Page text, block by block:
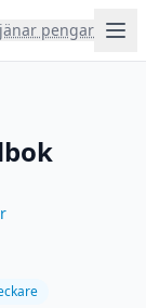
pengar